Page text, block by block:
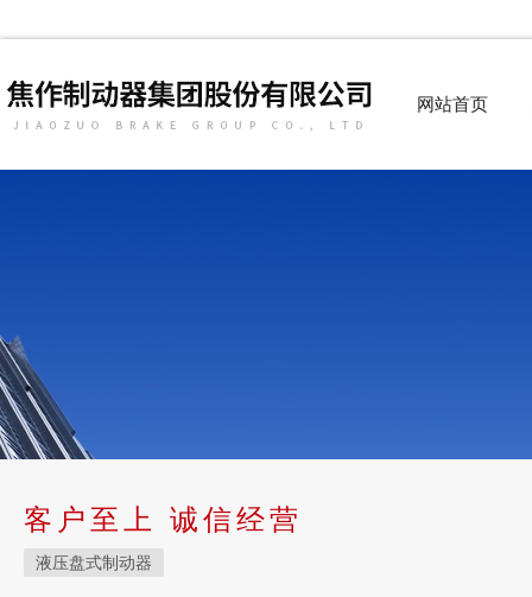
网站首页
客户至上 诚信经营
液压盘式制动器